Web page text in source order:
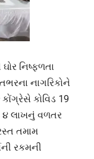
નિષ્ફળતા
નાગરિકોને
કોવિડ 19
૪ લાખનું વળતર
તમામ
રકમની